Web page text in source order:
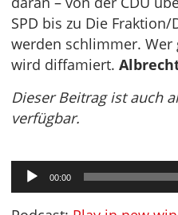
SPD bis zu Die
werden schlimmer. Wer
wird diffamiert.
Dieser Beitrag ist auch
verfügbar.
Audio-
Player
00:00